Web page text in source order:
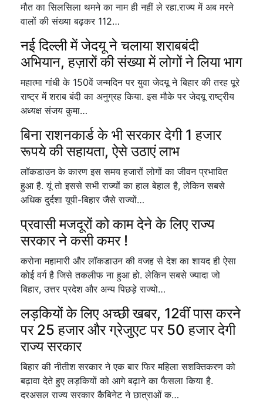
मौत का सिलसिला थमने का नाम ही नहीं ले रहा.राज्य में अब मरने
वालों की संख्या बढ़कर 112…
नई दिल्ली में जेदयू ने चलाया शराबबंदी
अभियान, हज़ारों की संख्या में लोगों ने लिया भाग
महात्मा गांधी के 150वें जन्मदिन पर युवा जेदयू ने बिहार की तरह पूरे
राष्ट्र में शराब बंदी का अनुग्रह किया. इस मौके पर जेदयू राष्ट्रीय
अध्यक्ष संजय कुमा…
बिना राशनकार्ड के भी सरकार देगी 1 हजार
रूपये की सहायता, ऐसे उठाएं लाभ
लॉकडाउन के कारण इस समय हजारों लोगों का जीवन प्रभावित
हुआ है. यूं तो इससे सभी राज्यों का हाल बेहाल है, लेकिन सबसे
अधिक दुर्दशा यूपी-बिहार जैसे राज्यों…
प्रवासी मजदूरों को काम देने के लिए राज्य
सरकार ने कसी कमर !
करोना महामारी और लॉकडाउन की वजह से देश का शायद ही ऐसा
कोई वर्ग है जिसे तकलीफ ना हुआ हो. लेकिन सबसे ज्यादा जो
बिहार, उत्तर प्रदेश और अन्य पिछड़े राज्यो…
लड़कियों के लिए अच्छी खबर, 12वीं पास करने
पर 25 हजार और ग्रेजुएट पर 50 हजार देगी
राज्य सरकार
बिहार की नीतीश सरकार ने एक बार फिर महिला सशक्तिकरण को
बढ़ावा देते हुए लड़कियों को आगे बढ़ाने का फैसला किया है.
दरअसल राज्य सरकार कैबिनेट ने छात्राओं क…